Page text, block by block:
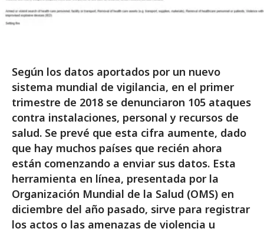
Según los datos aportados por un nuevo
sistema mundial de vigilancia, en el primer
trimestre de 2018 se denunciaron 105 ataques
contra instalaciones, personal y recursos de
salud. Se prevé que esta cifra aumente, dado
que hay muchos países que recién ahora
están comenzando a enviar sus datos. Esta
herramienta en línea, presentada por la
Organización Mundial de la Salud (OMS) en
diciembre del año pasado, sirve para registrar
los actos o las amenazas de violencia u